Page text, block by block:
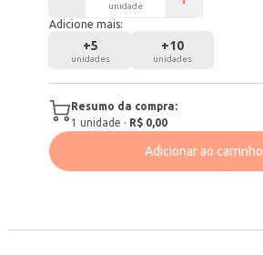
unidade
Adicione mais:
+5
unidades
+10
unidades
Resumo da compra:
1 unidade · R$ 0,00
Adicionar ao carrinho